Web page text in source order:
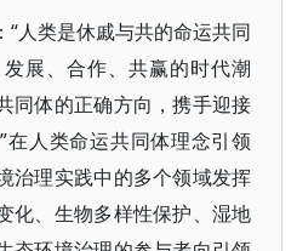
“人类是休戚与共的命运共同
展、合作、共赢的时代潮
同体的正确方向，携手迎接
人类命运共同体理念引领
治理实践中的多个领域发挥
化、生物多样性保护、湿地